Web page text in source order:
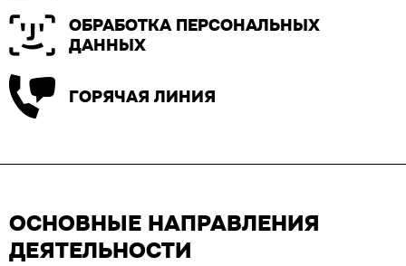
ОБРАБОТКА ПЕРСОНАЛЬНЫХ
ДАННЫХ
ГОРЯЧАЯ ЛИНИЯ
ОСНОВНЫЕ НАПРАВЛЕНИЯ
ДЕЯТЕЛЬНОСТИ